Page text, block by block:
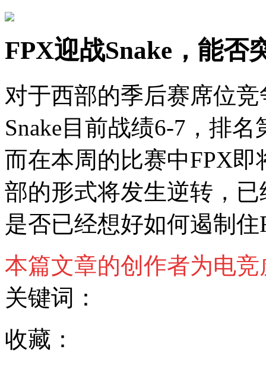
FPX迎战Snake，能否
对于西部的季后赛席位
Snake目前战绩6-7，排
而在本周的比赛中FPX即
部的形式将发生逆转，
是否已经想好如何遏制
本篇文章的创作者为电
关键词：
收藏：